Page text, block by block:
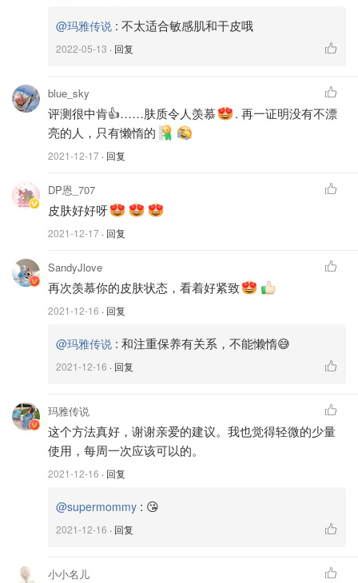
果酸其在各种水果中大量存在，故而被俗称为
“果酸”，甘蔗、柠檬、杏仁、葡萄等都有它的
身影。果酸的学名为α-羟基酸（AHAs），是自
然存在的无毒物质和相关的化合物。
果酸对皮肤的功效‼️
首先，它可以剥脱过度堆积的角质细胞，疏通毛囊口，预防
其次，激活表皮新陈代谢，减少浅表细纹和皱纹 ；
再者，可以刺激真皮层，使皮肤更紧实有弹性；
最后，刺激真皮层粘多糖合成，改善肌肤保湿度，还有抗氧
化功能。
产品开箱和使用体验
@玛雅传说 : 不太适合敏感肌和干皮哦
2022-05-13 · 回复
blue_sky
评测很中肯👍……肤质令人羡慕
. 再一证明没有不漂
亮的人，只有懒惰的
2021-12-17 · 回复
DP恩_707
皮肤好好呀
2021-12-17 · 回复
SandyJlove
再次羡慕你的皮肤状态，看着好紧致
2021-12-16 · 回复
@玛雅传说 : 和注重保养有关系，不能懒惰😅
2021-12-16 · 回复
玛雅传说
这个方法真好，谢谢亲爱的建议。我也觉得轻微的少量
使用，每周一次应该可以的。
2021-12-16 · 回复
@supermommy : 😘
2021-12-16 · 回复
小小名儿